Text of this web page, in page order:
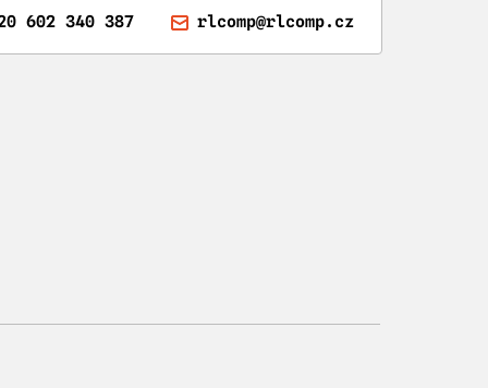
602 340 387 rlcomp@rlcomp.cz